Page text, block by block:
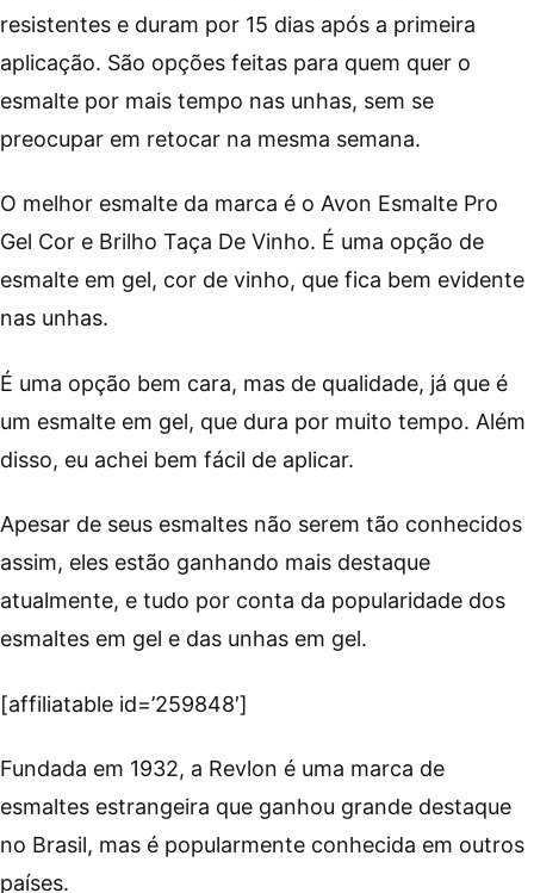
resistentes e duram por 15 dias após a primeira
aplicação. São opções feitas para quem quer o
esmalte por mais tempo nas unhas, sem se
preocupar em retocar na mesma semana.
O melhor esmalte da marca é o Avon Esmalte Pro
Gel Cor e Brilho Taça De Vinho. É uma opção de
esmalte em gel, cor de vinho, que fica bem evidente
nas unhas.
É uma opção bem cara, mas de qualidade, já que é
um esmalte em gel, que dura por muito tempo. Além
disso, eu achei bem fácil de aplicar.
Apesar de seus esmaltes não serem tão conhecidos
assim, eles estão ganhando mais destaque
atualmente, e tudo por conta da popularidade dos
esmaltes em gel e das unhas em gel.
[affiliatable id=’259848′]
Fundada em 1932, a Revlon é uma marca de
esmaltes estrangeira que ganhou grande destaque
no Brasil, mas é popularmente conhecida em outros
países.